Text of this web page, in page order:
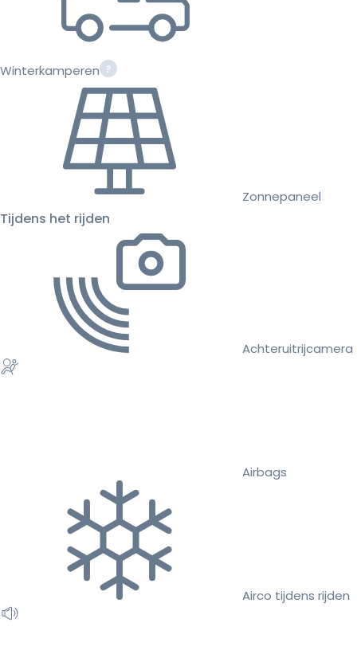
Winterkamperen
Zonnepaneel
Tijdens het rijden
Achteruitrijcamera
Airbags
Airco tijdens rijden